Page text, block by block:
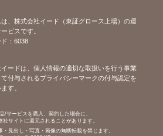
は、株式会社イード（東証グロース上場）の運
ビスです。
：6038
ードは、個人情報の適切な取扱いを行う事業
付与されるプライバシーマークの付与認定を
す。
/サービスを購入、契約した場合に、
社サイトに還元されることがあります。
・見出し・写真・画像の無断転載を禁じます。